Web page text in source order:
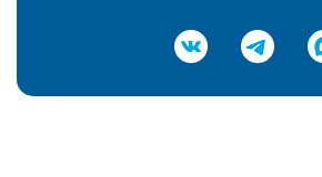
Подтвердить e-mail